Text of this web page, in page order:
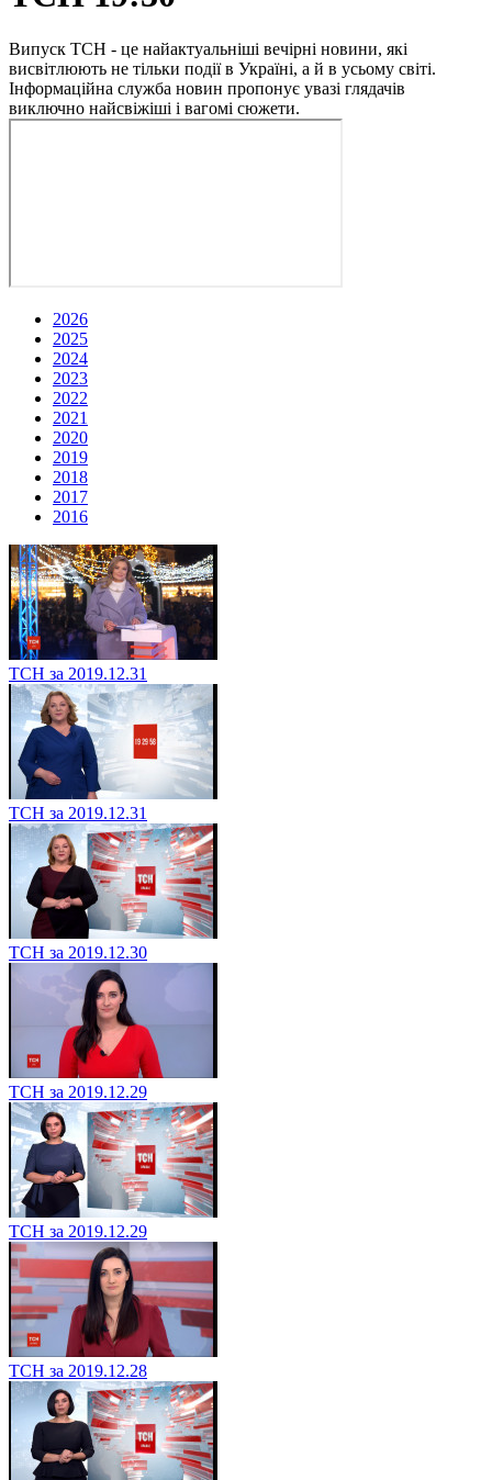
Випуск ТСН - це найактуальніші вечірні новини, які
висвітлюють не тільки події в Україні, а й в усьому світі.
Інформаційна служба новин пропонує увазі глядачів
виключно найсвіжіші і вагомі сюжети.
2026
2025
2024
2023
2022
2021
2020
2019
2018
2017
2016
ТСН за 2019.12.31
ТСН за 2019.12.31
ТСН за 2019.12.30
ТСН за 2019.12.29
ТСН за 2019.12.29
ТСН за 2019.12.28